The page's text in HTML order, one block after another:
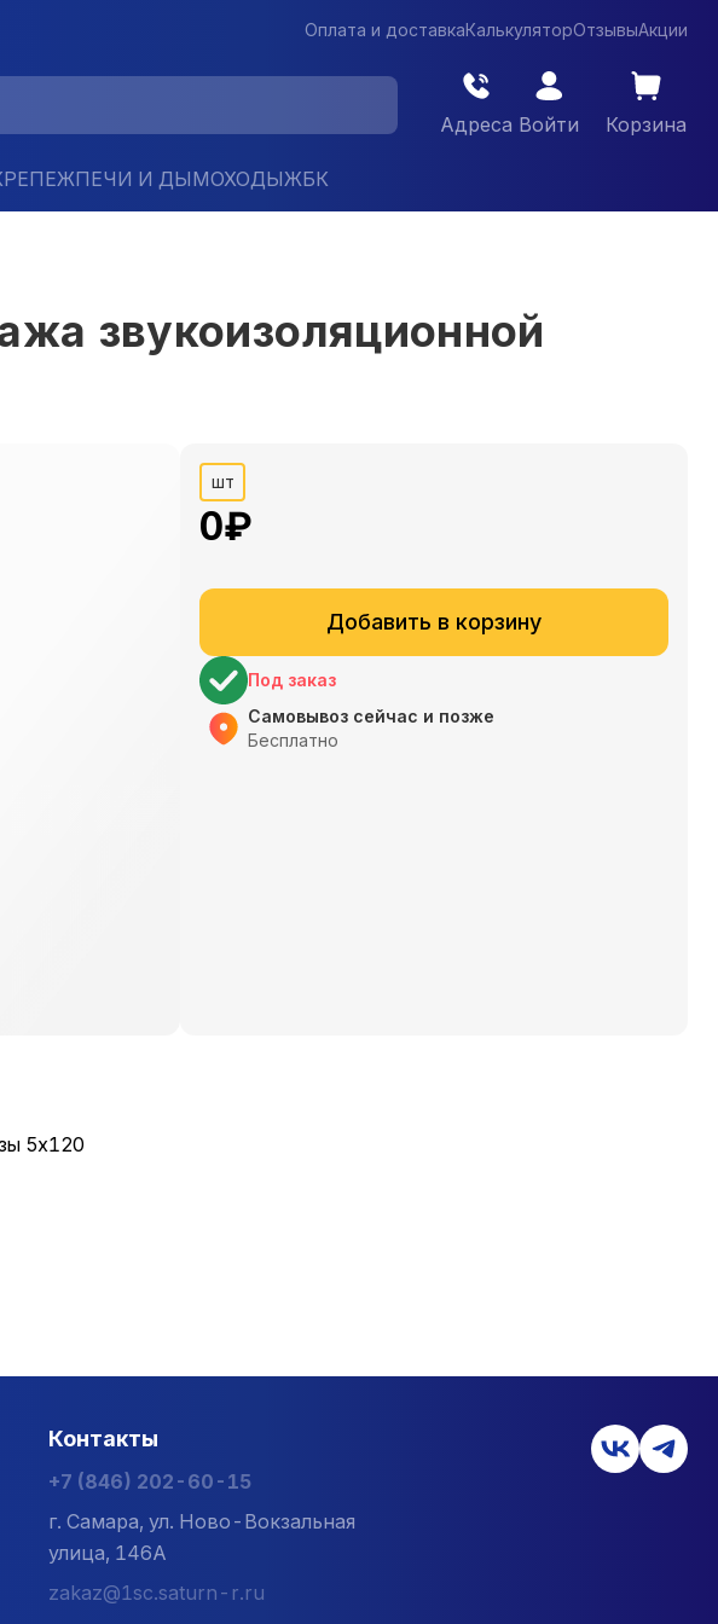
Оплата и доставкаКалькуляторОтзывыАкции
Адреса Войти Корзина
ПЕЧИ И ДЫМОХОДЫЖБК
звукоизоляционной
шт
0₽
Добавить в корзину
Под заказ
Самовывоз сейчас и позже
Бесплатно
5х120
Контакты
+7 (846) 202-60-15
г. Самара, ул. Ново-Вокзальная
улица, 146А
zakaz@1sc.saturn-r.ru